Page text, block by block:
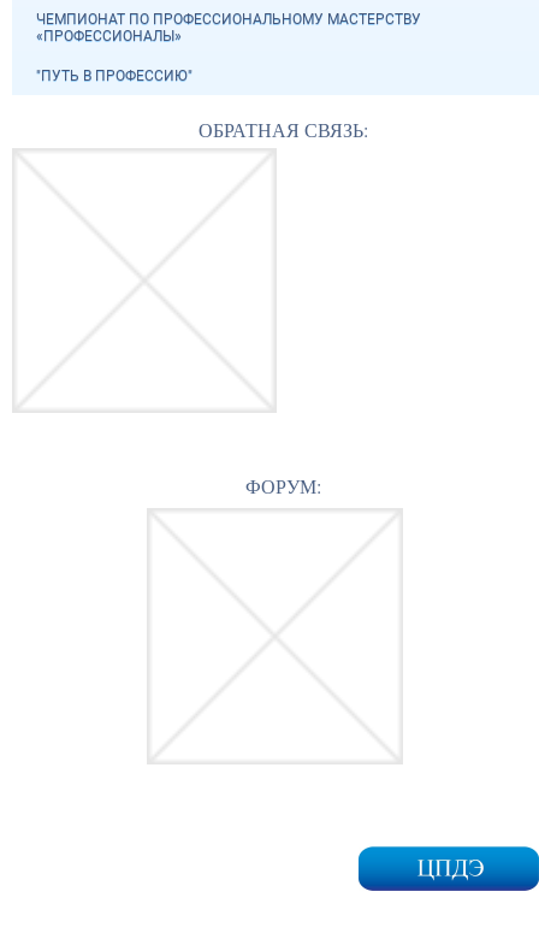
ЧЕМПИОНАТ ПО ПРОФЕССИОНАЛЬНОМУ МАСТЕРСТВУ
«ПРОФЕССИОНАЛЫ»
"ПУТЬ В ПРОФЕССИЮ"
ОБРАТНАЯ СВЯЗЬ:
ФОРУМ: